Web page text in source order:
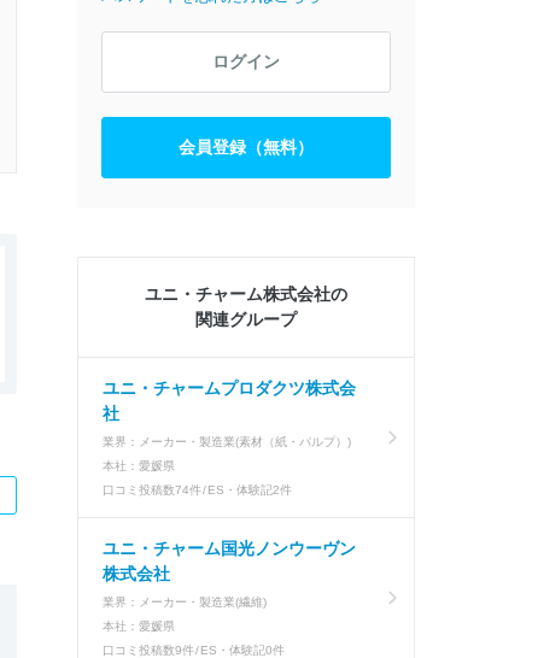
ログイン
会員登録（無料）
ユニ・チャーム株式会社の
関連グループ
ユニ・チャームプロダクツ株式会
社
業界：
メーカー・製造業(素材（紙・パルプ）)
本社： 愛媛県
口コミ投稿数74件 ES・体験記2件
ユニ・チャーム国光ノンウーヴン
株式会社
業界：
メーカー・製造業(繊維)
本社： 愛媛県
口コミ投稿数9件 ES・体験記0件